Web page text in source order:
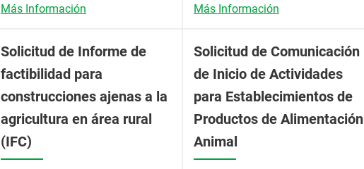
Más Información Más Información
Solicitud de Informe de
factibilidad para
construcciones ajenas a la
agricultura en área rural
(IFC)
Solicitud de Comunicación
de Inicio de Actividades
para Establecimientos de
Productos de Alimentación
Animal